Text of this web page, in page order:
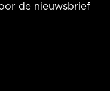
de nieuwsbrief